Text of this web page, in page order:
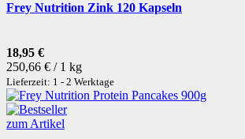
Frey Nutrition Zink 120 Kapseln
18,95 €
250,66 € / 1 kg
Lieferzeit: 1 - 2 Werktage
zum Artikel